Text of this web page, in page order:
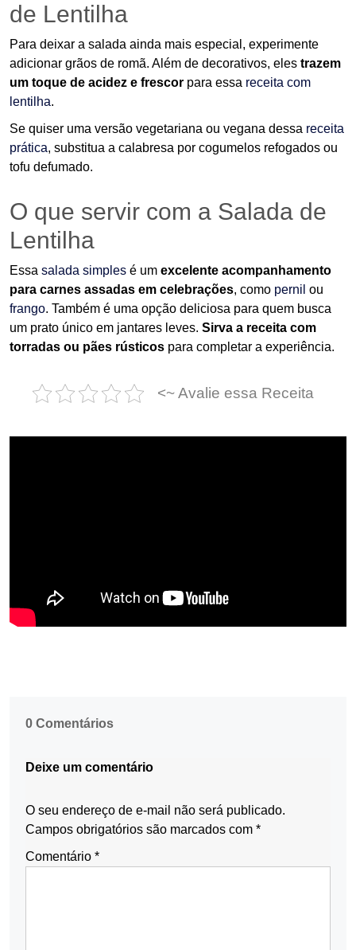
de Lentilha
Para deixar a salada ainda mais especial, experimente
adicionar grãos de romã. Além de decorativos, eles trazem
um toque de acidez e frescor para essa receita com
lentilha.
Se quiser uma versão vegetariana ou vegana dessa receita
prática, substitua a calabresa por cogumelos refogados ou
tofu defumado.
O que servir com a Salada de
Lentilha
Essa salada simples é um excelente acompanhamento
para carnes assadas em celebrações, como pernil ou
frango. Também é uma opção deliciosa para quem busca
um prato único em jantares leves. Sirva a receita com
torradas ou pães rústicos para completar a experiência.
<~ Avalie essa Receita
0 Comentários
Deixe um comentário
O seu endereço de e-mail não será publicado.
Campos obrigatórios são marcados com *
Comentário *